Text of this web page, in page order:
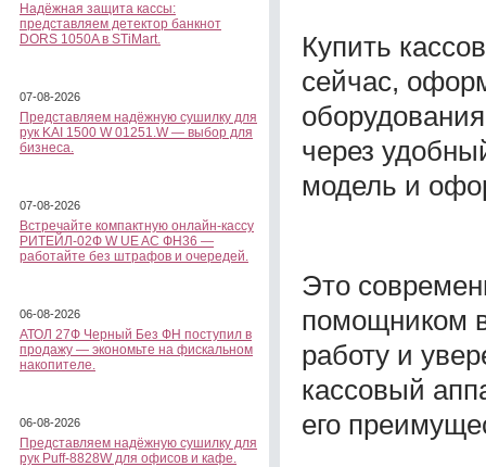
Надёжная защита кассы:
представляем детектор банкнот
DORS 1050A в STiMart.
07-08-2026
Представляем надёжную сушилку для
рук KAI 1500 W 01251.W — выбор для
бизнеса.
07-08-2026
Встречайте компактную онлайн-кассу
РИТЕЙЛ-02Ф W UE AC ФН36 —
работайте без штрафов и очередей.
06-08-2026
АТОЛ 27Ф Черный Без ФН поступил в
продажу — экономьте на фискальном
накопителе.
06-08-2026
Представляем надёжную сушилку для
рук Puff-8828W для офисов и кафе.
Купить
сейчас,
через
модель и
Это
помощником
работу и
кассовый
его